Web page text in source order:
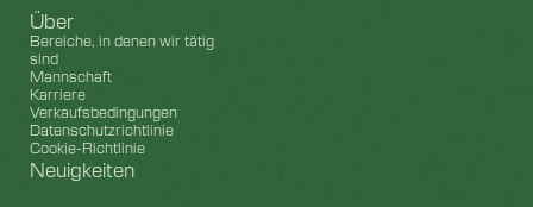
Über
Bereiche, in denen wir tätig
sind
Mannschaft
Karriere
Verkaufsbedingungen
Datenschutzrichtlinie
Cookie-Richtlinie
Neuigkeiten